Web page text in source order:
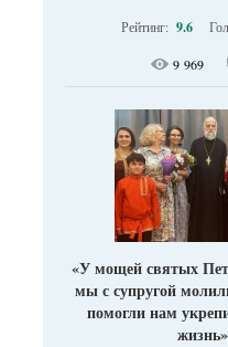
Рейтинг: 9.6
9 969
«У мощей святых
мы с супругой
помогли нам
жизнь»